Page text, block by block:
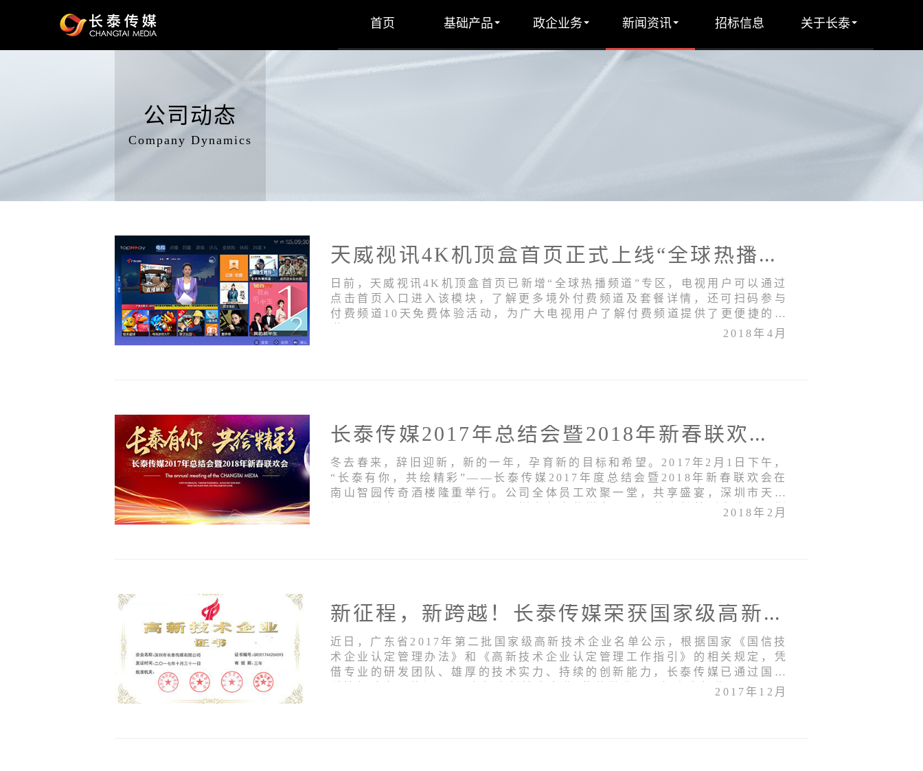
首页 基础产品 政企业务 新闻资讯 招标信息 关于长泰
公司动态
Company Dynamics
天威视讯4K机顶盒首页正式上线“全球热播频道”专区
日前，天威视讯4K机顶盒首页已新增“全球热播频道”专区，电视用户可以通过
点击首页入口进入该模块，了解更多境外付费频道及套餐详情，还可扫码参与
付费频道10天免费体验活动，为广大电视用户了解付费频道提供了更便捷的渠
2018年4月
长泰传媒2017年总结会暨2018年新春联欢会圆满结束
冬去春来，辞旧迎新，新的一年，孕育新的目标和希望。2017年2月1日下午，
“长泰有你，共绘精彩”——长泰传媒2017年度总结会暨2018年新春联欢会在
南山智园传奇酒楼隆重举行。公司全体员工欢聚一堂，共享盛宴，深圳市天威
视讯股份有限公司副总经理、深圳市长泰传媒有限公司董事长林刚先生、深圳
2018年2月
新征程，新跨越！长泰传媒荣获国家级高新技术企业认定
近日，广东省2017年第二批国家级高新技术企业名单公示，根据国家《国信技
术企业认定管理办法》和《高新技术企业认定管理工作指引》的相关规定，凭
借专业的研发团队、雄厚的技术实力、持续的创新能力，长泰传媒已通过国家
科技部认定，获得了“国家级高新技术企业”的荣誉称号，领跑全行业。2017年12月